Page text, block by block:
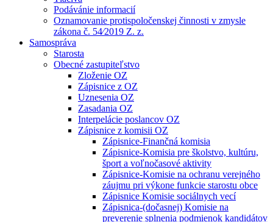
Podávánie informacií
Oznamovanie protispoločenskej činnosti v zmysle
zákona č. 54⁄2019 Z. z.
Samospráva
Starosta
Obecné zastupiteľstvo
Zloženie OZ
Zápisnice z OZ
Uznesenia OZ
Zasadania OZ
Interpelácie poslancov OZ
Zápisnice z komisii OZ
Zápisnice-Finančná komisia
Zápisnice-Komisia pre školstvo, kultúru,
šport a voľnočasové aktivity
Zápisnice-Komisie na ochranu verejného
záujmu pri výkone funkcie starostu obce
Zápisnice Komisie sociálnych vecí
Zápisnica-(dočasnej) Komisie na
preverenie splnenia podmienok kandidátov